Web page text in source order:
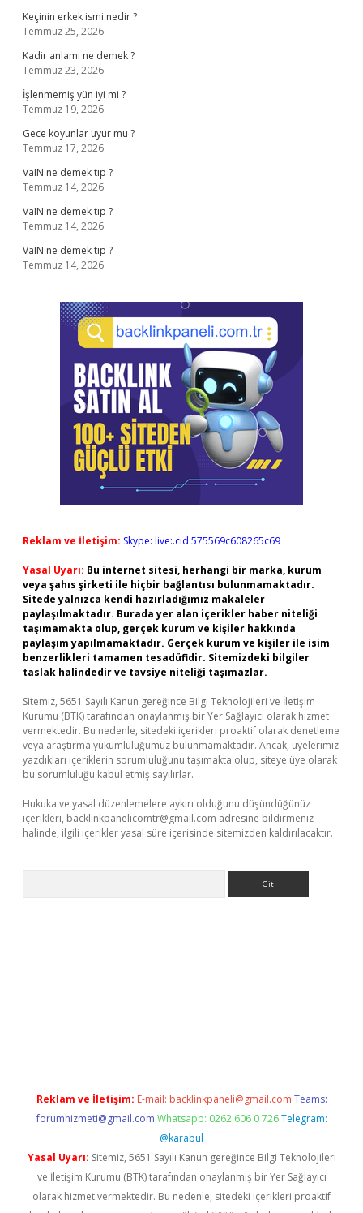
Keçinin erkek ismi nedir ?
Temmuz 25, 2026
Kadir anlamı ne demek ?
Temmuz 23, 2026
İşlenmemiş yün iyi mi ?
Temmuz 19, 2026
Gece koyunlar uyur mu ?
Temmuz 17, 2026
VaIN ne demek tıp ?
Temmuz 14, 2026
VaIN ne demek tıp ?
Temmuz 14, 2026
VaIN ne demek tıp ?
Temmuz 14, 2026
Reklam ve İletişim: Skype: live:.cid.575569c608265c69
Yasal Uyarı: Bu internet sitesi, herhangi bir marka, kurum
veya şahıs şirketi ile hiçbir bağlantısı bulunmamaktadır.
Sitede yalnızca kendi hazırladığımız makaleler
paylaşılmaktadır. Burada yer alan içerikler haber niteliği
taşımamakta olup, gerçek kurum ve kişiler hakkında
paylaşım yapılmamaktadır. Gerçek kurum ve kişiler ile isim
benzerlikleri tamamen tesadüfidir. Sitemizdeki bilgiler
taslak halindedir ve tavsiye niteliği taşımazlar.
Sitemiz, 5651 Sayılı Kanun gereğince Bilgi Teknolojileri ve İletişim
Kurumu (BTK) tarafından onaylanmış bir Yer Sağlayıcı olarak hizmet
vermektedir. Bu nedenle, sitedeki içerikleri proaktif olarak denetleme
veya araştırma yükümlülüğümüz bulunmamaktadır. Ancak, üyelerimiz
yazdıkları içeriklerin sorumluluğunu taşımakta olup, siteye üye olarak
bu sorumluluğu kabul etmiş sayılırlar.
Hukuka ve yasal düzenlemelere aykırı olduğunu düşündüğünüz
içerikleri, backlinkpanelicomtr@gmail.com adresine bildirmeniz
halinde, ilgili içerikler yasal süre içerisinde sitemizden kaldırılacaktır.
Reklam ve İletişim: E-mail: backlinkpaneli@gmail.com Teams:
forumhizmeti@gmail.com Whatsapp: 0262 606 0 726 Telegram:
@karabul
Yasal Uyarı: Sitemiz, 5651 Sayılı Kanun gereğince Bilgi Teknolojileri
ve İletişim Kurumu (BTK) tarafından onaylanmış bir Yer Sağlayıcı
olarak hizmet vermektedir. Bu nedenle, sitedeki içerikleri proaktif